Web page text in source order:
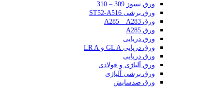
ورق نسوز 309 – 310
ورق برشی ST52-A516
ورق A285 – A283
ورق A285
ورق دریایی
ورق دریایی GL A و LR A
ورق دریایی
ورق آلیاژی و فولادی
ورق برشی آلیاژی
ورق ضدسایش